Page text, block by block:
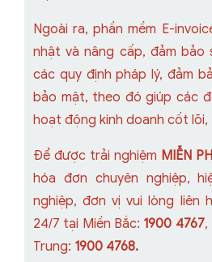
Ngoài ra, phần mềm E-
nhật và nâng cấp, đảm
các quy định pháp lý, đảm
bảo mật, theo đó giúp các
hoạt động kinh doanh cốt lõi,
Để được trải nghiệm MIỄN
hóa đơn chuyên nghiệp,
nghiệp, đơn vị vui lòng liên
24/7 tại Miền Bắc: 1900 4767,
Trung: 1900 4768.